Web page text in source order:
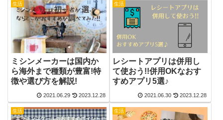
生活
ミシンメーカーは国内か
ら海外まで種類が豊富!特
徴や選び方を解説!
2021.06.29 2023.12.28
生活
レシートアプリは併用し
て使おう!!併用OKなおす
すめアプリ5選♪
2021.06.30 2023.12.28
生活 生活